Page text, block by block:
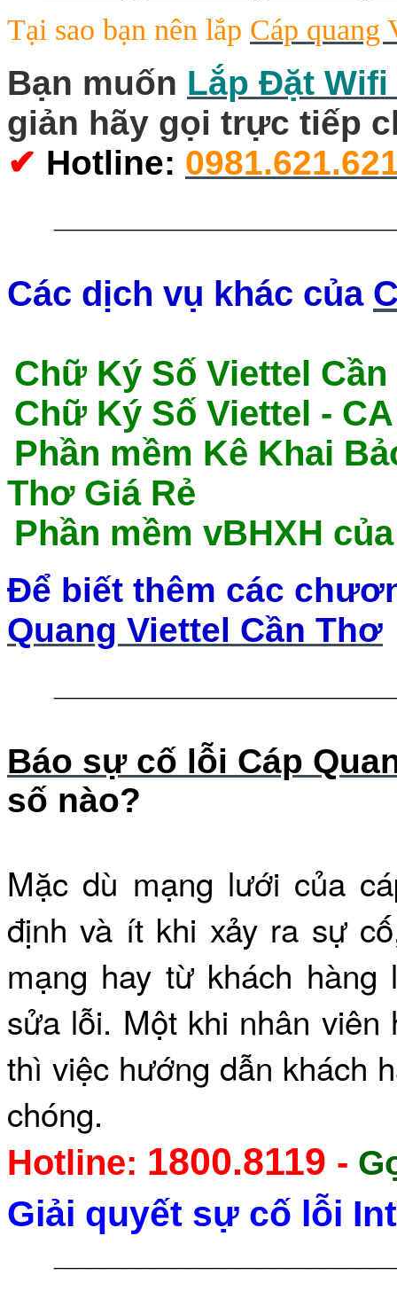
Tại sao bạn nên lắp Cáp quang
Bạn muốn Lắp Đặt
giản hãy gọi trực tiếp
✔ Hotline:
Các dịch vụ khác của
Chữ Ký Số Viettel
Chữ Ký Số Viettel -
Phần mềm Kê Khai
Thơ Giá Rẻ
Phần mềm vBHXH
Để biết thêm các
Quang Viettel Cần Thơ
Báo sự cố lỗi Cáp
số nào?
Mặc dù mạng lưới của
định và ít khi xảy ra sự
mạng hay từ khách
sửa lỗi. Một khi nhân viên
thì việc hướng dẫn khách
chóng.
Hotline: 1800.8119 -
Giải quyết sự cố lỗi